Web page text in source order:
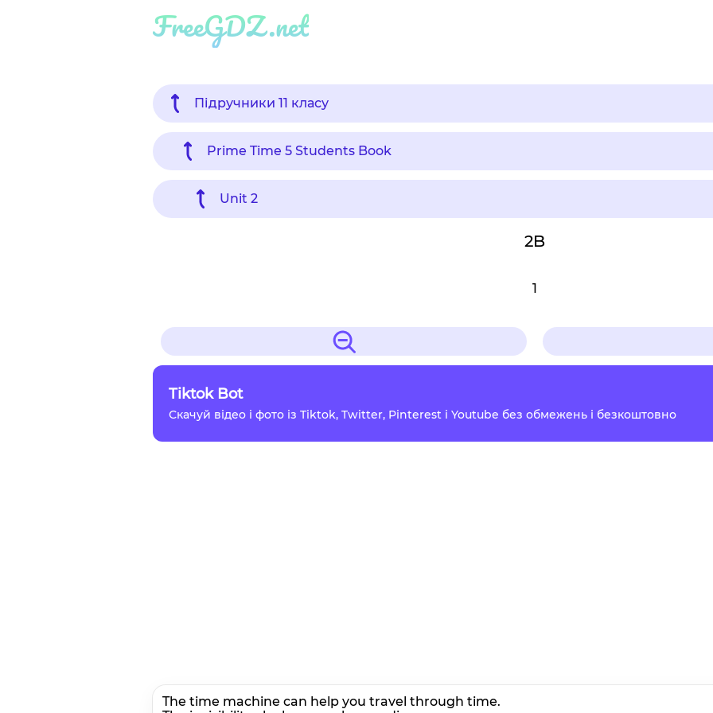
FreeGDZ.net
Підручники 11 класу
Prime Time 5 Students Book
Unit 2
2B
1
Tiktok Bot
Скачуй відео і фото із Tiktok, Twitter, Pinterest і Youtube без обмежень і безкоштовно
The time machine can help you travel through time.